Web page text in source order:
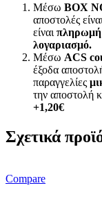
Μέσω BOX
αποστολές
είναι πληρωμή
λογαριασμό.
Μέσω ACS
έξοδα
παραγγελίες
την αποστολή
+1,20€
Σχετικά
Compare